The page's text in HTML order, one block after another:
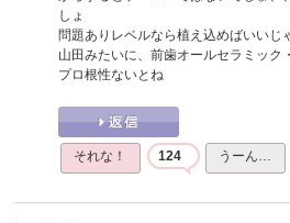
しょ
問題ありレベルなら植え込めばいいじ
山田みたいに、前歯オールセラミック
プロ根性ないとね
それな！ 124 うーん…